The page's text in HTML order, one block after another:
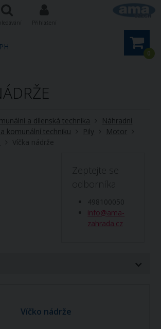
0
a dílenská technika
Náhradní
komunální techniku
Pily
Motor
Víčka nádrže
Zeptejte se
odborníka
498100050
info@ama-
zahrada.cz
Víčko nádrže
Přihlášení